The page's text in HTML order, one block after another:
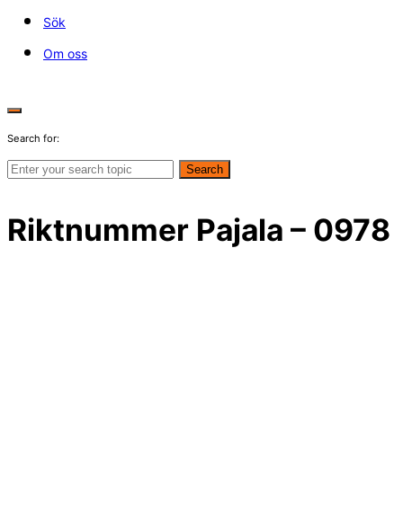
Sök
Om oss
Search for:
Search
Riktnummer Pajala – 0978